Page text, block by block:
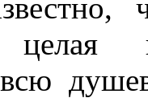
целая